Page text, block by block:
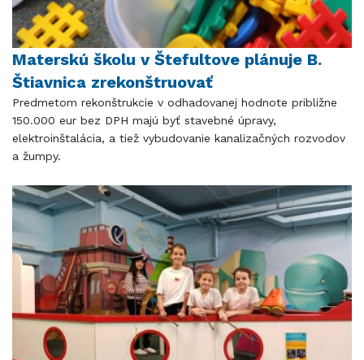
Materskú školu v Štefultove plánuje B.
Štiavnica zrekonštruovať
Predmetom rekonštrukcie v odhadovanej hodnote približne
150.000 eur bez DPH majú byť stavebné úpravy,
elektroinštalácia, a tiež vybudovanie kanalizačných rozvodov
a žumpy.